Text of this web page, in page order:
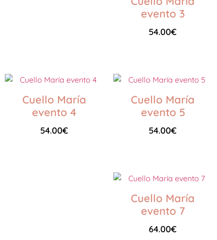
evento 3
54.00€
Cuello María
evento 4
54.00€
Cuello María
evento 5
54.00€
Cuello María
evento 7
64.00€